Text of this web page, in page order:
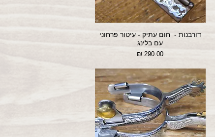
דורבנות - חום עתיק - עיטור פרחוני
עם בלינג
מחיר